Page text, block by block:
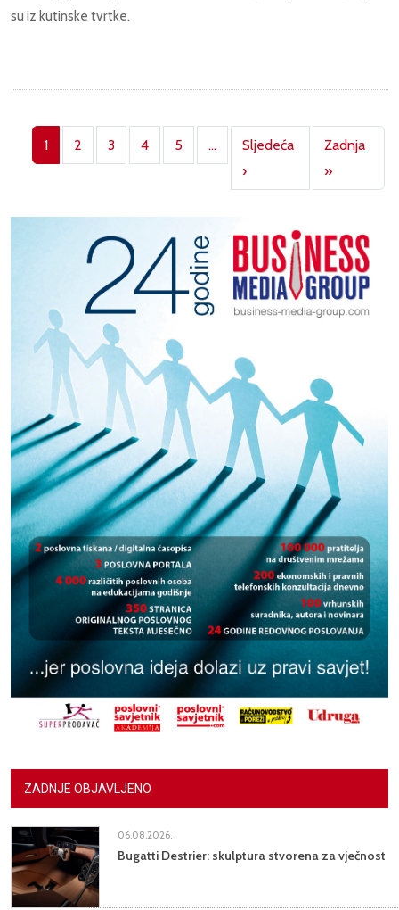
su iz kutinske tvrtke.
Pagination
1 2 3 4 5 …
Sljedeća
›Next page
Zadnja
»Last page
ZADNJE OBJAVLJENO
06.08.2026.
Bugatti Destrier: skulptura stvorena za vječnost